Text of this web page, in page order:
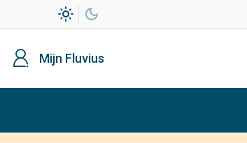
light_mode dark_mode
profiel Mijn Fluvius